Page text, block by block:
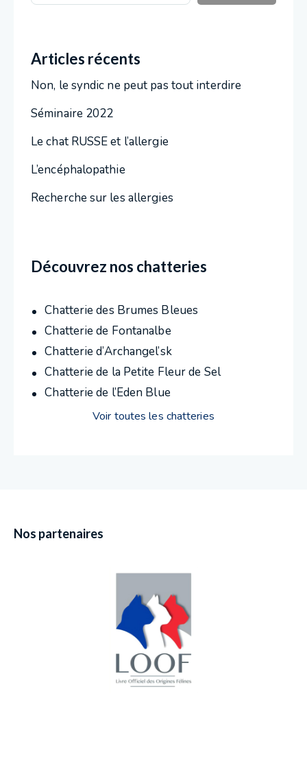
Articles récents
Non, le syndic ne peut pas tout interdire
Séminaire 2022
Le chat RUSSE et l’allergie
L’encéphalopathie
Recherche sur les allergies
Découvrez nos chatteries
Chatterie des Brumes Bleues
Chatterie de Fontanalbe
Chatterie d’Archangel’sk
Chatterie de la Petite Fleur de Sel
Chatterie de l’Eden Blue
Voir toutes les chatteries
Nos partenaires